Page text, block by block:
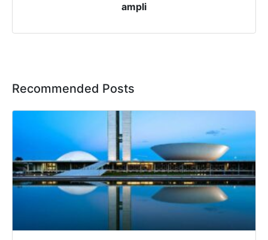
ampli
Recommended Posts